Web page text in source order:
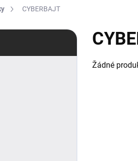
CYBERBAJT
Žádné